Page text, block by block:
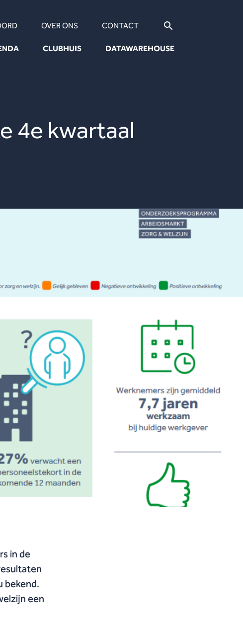
CLUBHUIS DATAWAREHOUSE
OVER ONS CONTACT
4e kwartaal
in de
bekend.
een